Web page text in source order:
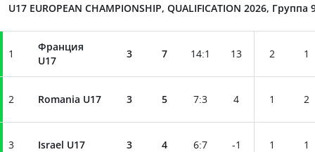
U17 EUROPEAN CHAMPIONSHIP, QUALIFICATION 2026, Группа
1
Франция
U17
3 7 14:1 13 2 1
2 Romania U17 3 5 7:3 4 1 2
3 Israel U17 3 4 6:7 -1 1 1